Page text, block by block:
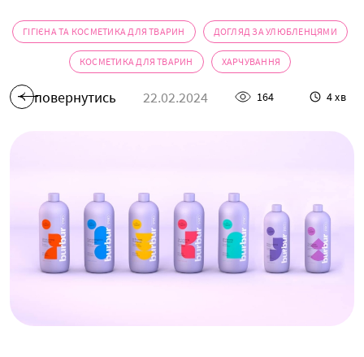
ГІГІЄНА ТА КОСМЕТИКА ДЛЯ ТВАРИН ДОГЛЯД ЗА УЛЮБЛЕНЦЯМИ
КОСМЕТИКА ДЛЯ ТВАРИН ХАРЧУВАННЯ
повернутись 22.02.2024 164 4 хв